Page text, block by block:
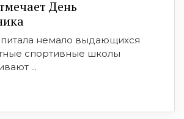
День
немало выдающихся
спортивные школы
...